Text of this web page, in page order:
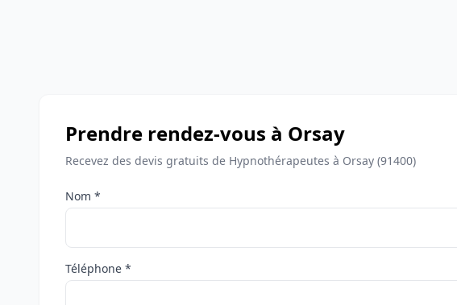
Prendre rendez-vous à Orsay
Recevez des devis gratuits de Hypnothérapeutes à Orsay (91400)
Nom *
Téléphone *